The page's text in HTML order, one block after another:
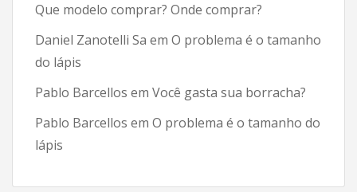
Que modelo comprar? Onde comprar?
Daniel Zanotelli Sa em O problema é o tamanho
do lápis
Pablo Barcellos em Você gasta sua borracha?
Pablo Barcellos em O problema é o tamanho do
lápis